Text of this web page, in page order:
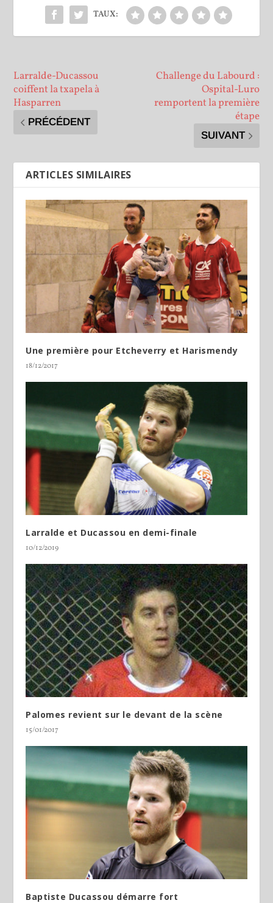
TAUX:
Larralde-Ducassou
coiffent la txapela à
Hasparren
PRÉCÉDENT
Challenge du Labourd :
Ospital-Luro
remportent la première
étape
SUIVANT
ARTICLES SIMILAIRES
Une première pour Etcheverry et Harismendy
18/12/2017
Larralde et Ducassou en demi-finale
10/12/2019
Palomes revient sur le devant de la scène
15/01/2017
Baptiste Ducassou démarre fort